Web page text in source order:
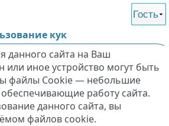
Гость
кук
данного сайта на Ваш
иное устройство могут быть
файлы Cookie — небольшие
работу сайта.
данного сайта, вы
файлов cookie.